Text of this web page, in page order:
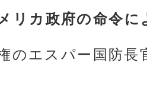
リカ政府の命令に
のエスパー国防